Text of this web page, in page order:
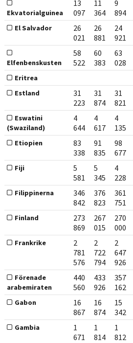
Ekvatorialguinea
13
097
11
364
9
894
El Salvador
26
021
26
881
24
921
Elfenbenskusten
58
522
60
383
63
028
Eritrea
Estland
31
223
31
874
31
821
Eswatini
(Swaziland)
4
644
4
617
4
135
Etiopien
83
338
91
835
98
677
Fiji
5
581
5
345
4
228
Filippinerna
346
842
376
823
361
751
Finland
273
869
267
015
270
000
Frankrike
2
781
576
2
722
794
2
647
926
Förenade
arabemiraten
440
560
433
926
357
162
Gabon
16
867
16
874
15
342
Gambia
1
671
1
814
1
812